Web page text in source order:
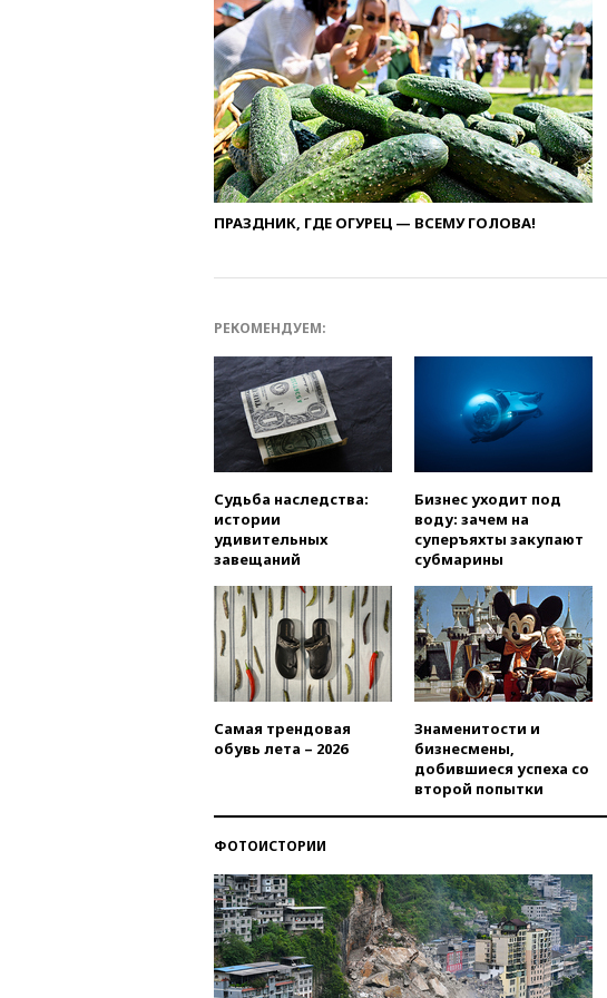
ПРАЗДНИК, ГДЕ ОГУРЕЦ — ВСЕМУ ГОЛОВА!
РЕКОМЕНДУЕМ:
Судьба наследства:
истории
удивительных
завещаний
Бизнес уходит под
воду: зачем на
суперъяхты закупают
субмарины
Самая трендовая
обувь лета – 2026
Знаменитости и
бизнесмены,
добившиеся успеха со
второй попытки
ФОТОИСТОРИИ